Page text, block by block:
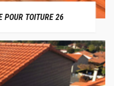
POUR TOITURE 26